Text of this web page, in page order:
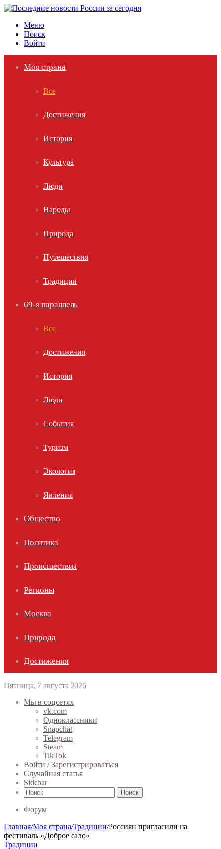
Меню
Поиск
Войти
Моя страна
Все
Достижения
История
Культура
Люди
Народы
Природа
Путешествия
Традиции
69-я параллель
Все
Достижения
История
Люди
События
Туризм
Экология
Явления
Общество
Политика
Происшествия
Регионы
Москва
Природа
Достижения
Пятница, 7 августа 2026
Мы в соцсетях
vk.com
Одноклассники
Snapchat
Telegram
Steam
TikTok
Войти / Зарегистрироваться
Случайная статья
Sidebar
Поиск
Форум
Главная/Моя страна/Традиции/Россиян пригласили на
фестиваль «Доброе сало»
Традиции